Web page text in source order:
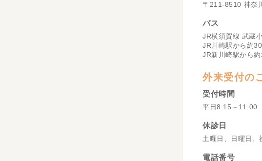
〒211-8510 神奈
バス
JR横須賀線 武蔵
JR川崎駅から約
JR新川崎駅から
外来受付の
受付時間
平日8:15～11:00
休診日
土曜日、日曜日、
電話番号